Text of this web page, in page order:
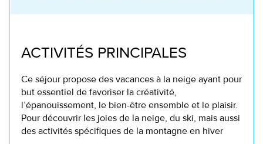
ACTIVITÉS PRINCIPALES
Ce séjour propose des vacances à la neige ayant pour
but essentiel de favoriser la créativité,
l’épanouissement, le bien-être ensemble et le plaisir.
Pour découvrir les joies de la neige, du ski, mais aussi
des activités spécifiques de la montagne en hiver